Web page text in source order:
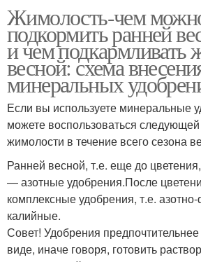
Жимолость-чем
подкормить ранней
и чем подкармливать
весной: схема
минеральных
Если вы используете минеральные
можете воспользоваться
жимолости в течение всего сезона
Ранней весной, т.е. еще до
— азотные удобрения.После
комплексные удобрения, т.е.
калийные.
Совет! Удобрения
виде, иначе говоря, готовить